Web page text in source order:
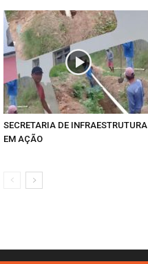
SECRETARIA DE INFRAESTRUTURA
EM AÇÃO